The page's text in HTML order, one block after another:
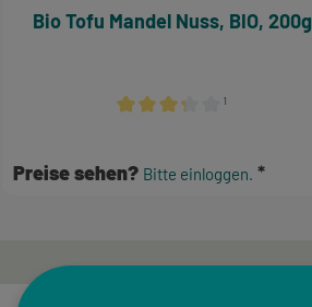
¹
Bio Tofu Mandel Nuss, BIO, 200g
Preise sehen? Bitte einloggen.